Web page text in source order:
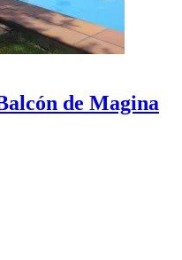
de Magina